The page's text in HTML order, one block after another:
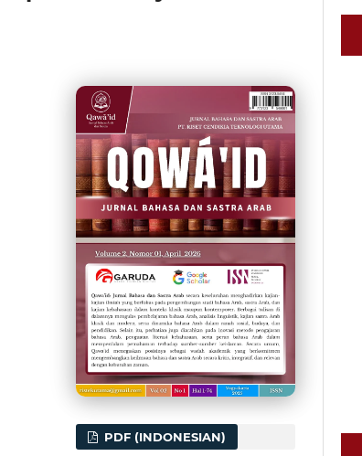
PDF (INDONESIAN)